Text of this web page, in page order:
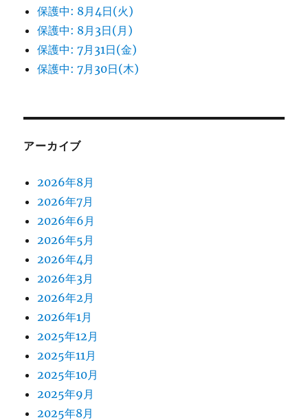
保護中: 8月4日(火)
保護中: 8月3日(月)
保護中: 7月31日(金)
保護中: 7月30日(木)
アーカイブ
2026年8月
2026年7月
2026年6月
2026年5月
2026年4月
2026年3月
2026年2月
2026年1月
2025年12月
2025年11月
2025年10月
2025年9月
2025年8月